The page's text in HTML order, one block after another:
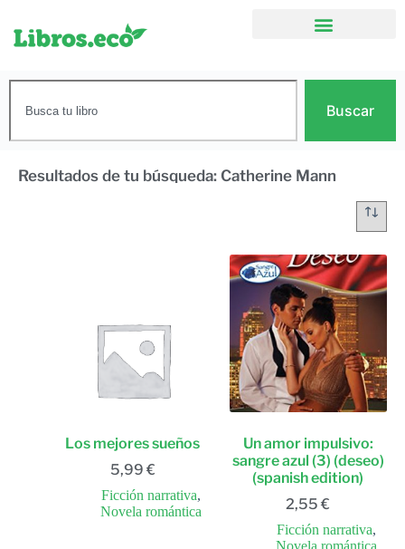
Buscar
Resultados de tu búsqueda: Catherine Mann
Los mejores sueños
5,99 €
Ficción narrativa,
Novela romántica
Un amor impulsivo:
sangre azul (3) (deseo)
(spanish edition)
2,55€
Ficción narrativa,
Novela romántica